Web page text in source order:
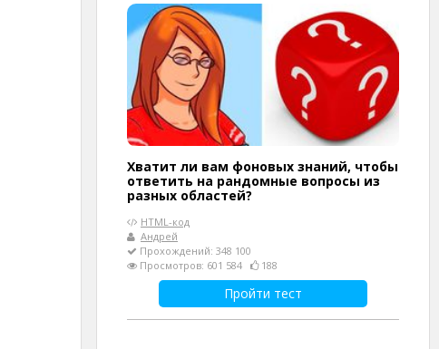
Хватит ли вам фоновых знаний, чтобы
ответить на рандомные вопросы из
разных областей?
HTML-код
Андрей
Прохождений: 348 100
Просмотров: 601 584
188
Пройти тест